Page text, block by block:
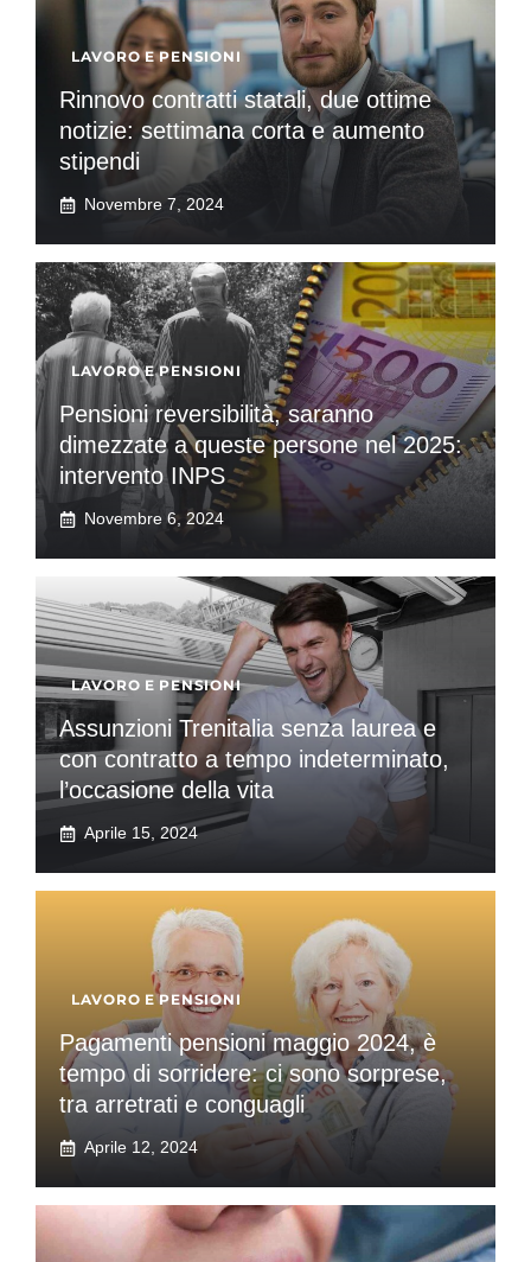
LAVORO E PENSIONI
Rinnovo contratti statali, due ottime
notizie: settimana corta e aumento
stipendi
Novembre 7, 2024
LAVORO E PENSIONI
Pensioni reversibilità, saranno
dimezzate a queste persone nel 2025:
intervento INPS
Novembre 6, 2024
LAVORO E PENSIONI
Assunzioni Trenitalia senza laurea e
con contratto a tempo indeterminato,
l’occasione della vita
Aprile 15, 2024
LAVORO E PENSIONI
Pagamenti pensioni maggio 2024, è
tempo di sorridere: ci sono sorprese,
tra arretrati e conguagli
Aprile 12, 2024